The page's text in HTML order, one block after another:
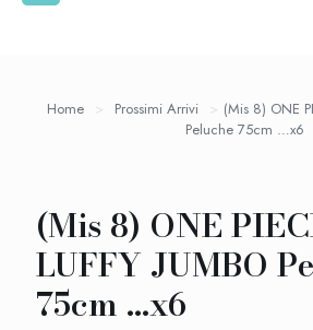
Home > Prossimi Arrivi > (Mis 8) ONE
Peluche 75cm …x6
(Mis 8) ONE
LUFFY JUMBO
75cm …x6